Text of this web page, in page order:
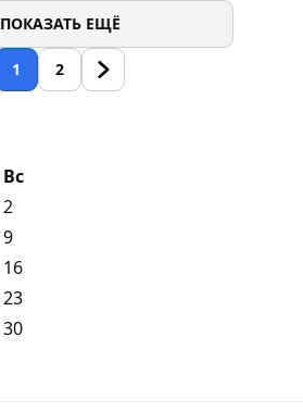
ПОКАЗАТЬ ЕЩЁ
1 2
Вс
2
9
16
23
30